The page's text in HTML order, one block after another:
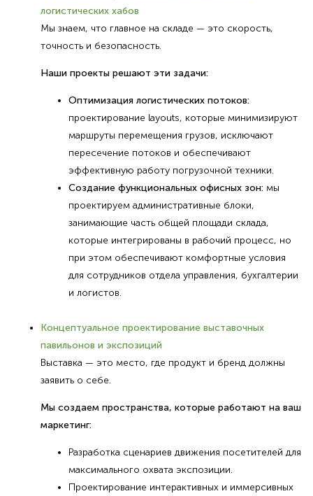
логистических хабов
Мы знаем, что главное на складе — это скорость,
точность и безопасность.
Наши проекты решают эти задачи:
Оптимизация логистических потоков:
проектирование layouts, которые минимизируют
маршруты перемещения грузов, исключают
пересечение потоков и обеспечивают
эффективную работу погрузочной техники.
Создание функциональных офисных зон:мы
проектируем административные блоки,
занимающие часть общей площади склада,
которые интегрированы в рабочий процесс, но
при этом обеспечивают комфортные условия
для сотрудников отдела управления, бухгалтерии
и логистов.
Концептуальное проектирование выставочных
павильонов и экспозиций
Выставка — это место, где продукт и бренд должны
заявить о себе.
Мы создаем пространства, которые работают на ваш
маркетинг:
Разработка сценариев движения посетителей для
максимального охвата экспозиции.
Проектирование интерактивных и иммерсивных